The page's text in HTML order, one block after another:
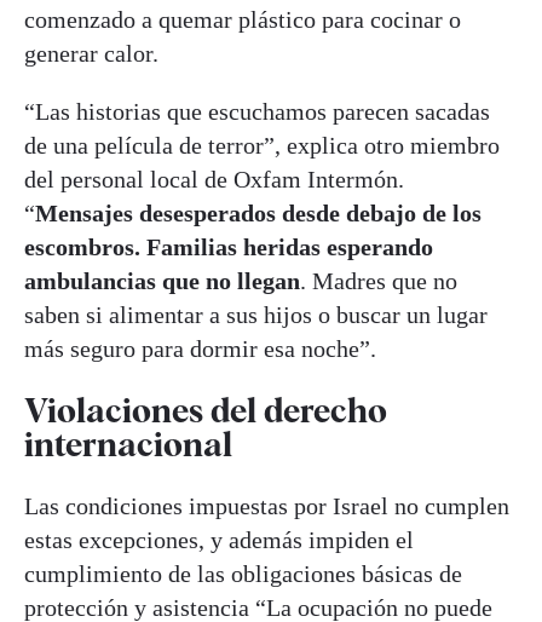
comenzado a quemar plástico para cocinar o
generar calor.
“Las historias que escuchamos parecen sacadas
de una película de terror”, explica otro miembro
del personal local de Oxfam Intermón.
“Mensajes desesperados desde debajo de los
escombros. Familias heridas esperando
ambulancias que no llegan. Madres que no
saben si alimentar a sus hijos o buscar un lugar
más seguro para dormir esa noche”.
Violaciones del derecho
internacional
Las condiciones impuestas por Israel no cumplen
estas excepciones, y además impiden el
cumplimiento de las obligaciones básicas de
protección y asistencia “La ocupación no puede